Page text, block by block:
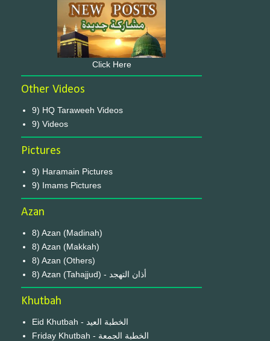
Click Here
Other Videos
9) HQ Taraweeh Videos
9) Videos
Pictures
9) Haramain Pictures
9) Imams Pictures
Azan
8) Azan (Madinah)
8) Azan (Makkah)
8) Azan (Others)
8) Azan (Tahajjud) - أذان التهجد
Khutbah
Eid Khutbah - الخطبة العيد
Friday Khutbah - الخطبة الجمعة